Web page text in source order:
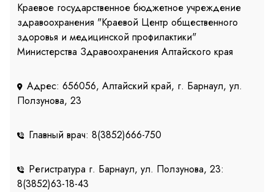
Краевое государственное бюджетное учреждение
здравоохранения "Краевой Центр общественного
здоровья и медицинской профилактики"
Министерства Здравоохранения Алтайского края
Адрес: 656056, Алтайский край, г. Барнаул, ул.
Ползунова, 23
Главный врач: 8(3852)666-750
Регистратура г. Барнаул, ул. Ползунова, 23:
8(3852)63-18-43